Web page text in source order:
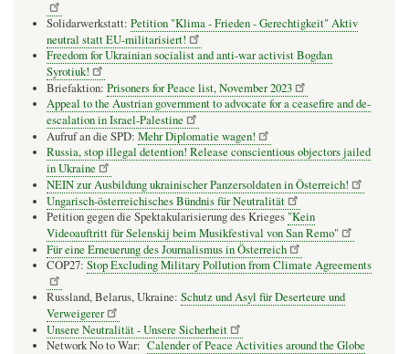
Solidarwerkstatt: Petition "Klima - Frieden - Gerechtigkeit" Aktiv
neutral statt EU-militarisiert!
Freedom for Ukrainian socialist and anti-war activist Bogdan
Syrotiuk!
Briefaktion: Prisoners for Peace list, November 2023
Appeal to the Austrian government to advocate for a ceasefire and de-
escalation in Israel-Palestine
Aufruf an die SPD: Mehr Diplomatie wagen!
Russia, stop illegal detention! Release conscientious objectors jailed
in Ukraine
NEIN zur Ausbildung ukrainischer Panzersoldaten in Österreich!
Ungarisch-österreichisches Bündnis für Neutralität
Petition gegen die Spektakularisierung des Krieges "Kein
Videoauftritt für Selenskij beim Musikfestival von San Remo"
Für eine Erneuerung des Journalismus in Österreich
COP27: Stop Excluding Military Pollution from Climate Agreements
Russland, Belarus, Ukraine: Schutz und Asyl für Deserteure und
Verweigerer
Unsere Neutralität - Unsere Sicherheit
Network No to War: Calender of Peace Activities around the Globe